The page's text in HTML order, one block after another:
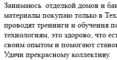
Занимаюсь отделкой домов и
материалы покупаю только в
проводят тренинги и обучения
технологиям, это здорово, что
своим опытом и помогают
Удачи прекрасному коллективу.